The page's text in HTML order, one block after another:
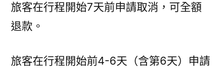
旅客在行程開始7天前申請取消，可全額
退款。
旅客在行程開始前4-6天（含第6天）申請